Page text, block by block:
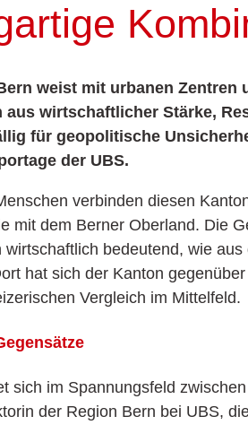
weist mit urbanen Zentren
aus wirtschaftlicher Stärke,
für geopolitische
der UBS.
verbinden diesen
mit dem Berner Oberland. Die
wirtschaftlich bedeutend, wie
hat sich der Kanton
Vergleich im Mittelfeld.
sich im Spannungsfeld
der Region Bern bei UBS,